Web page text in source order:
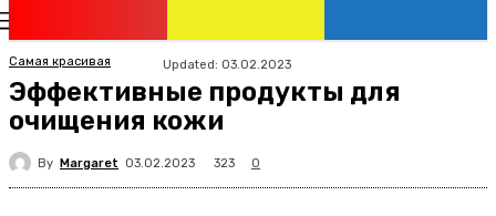
Самая красивая Updated: 03.02.2023
Эффективные продукты для
очищения кожи
By Margaret 03.02.2023 323 0